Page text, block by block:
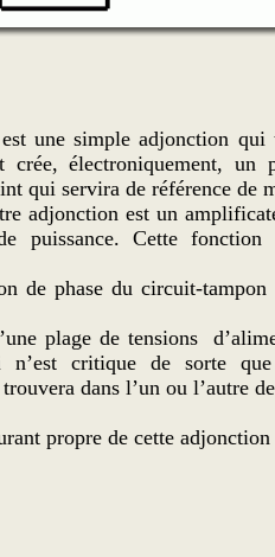
une simple adjonction qui
crée, électroniquement,
qui servira de référence de
adjonction est un
puissance. Cette
de phase du circuit-
plage de tensions
n’est critique de sorte
dans l’un ou l’autre
propre de cette